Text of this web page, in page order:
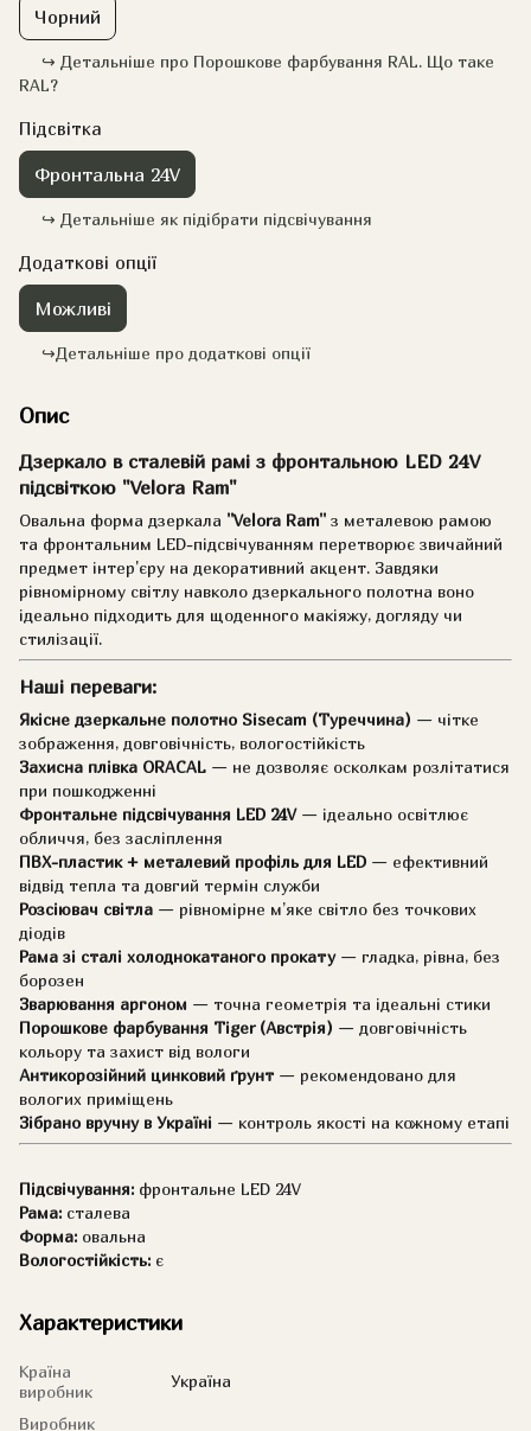
Чорний
↪️ Детальніше про Порошкове фарбування RAL. Що таке
RAL?
Підсвітка
Фронтальна 24V
↪️ Детальніше як підібрати підсвічування
Додаткові опції
Можливі
↪️Детальніше про додаткові опції
Опис
Дзеркало в сталевій рамі з фронтальною LED 24V
підсвіткою "Velora Ram"
Овальна форма дзеркала ''Velora Ram'' з металевою рамою
та фронтальним LED-підсвічуванням перетворює звичайний
предмет інтер'єру на декоративний акцент. Завдяки
рівномірному світлу навколо дзеркального полотна воно
ідеально підходить для щоденного макіяжу, догляду чи
стилізації.
Наші переваги:
Якісне дзеркальне полотно Sisecam (Туреччина) — чітке
зображення, довговічність, вологостійкість
Захисна плівка ORACAL — не дозволяє осколкам розлітатися
при пошкодженні
Фронтальне підсвічування LED 24V— ідеально освітлює
обличчя, без засліплення
ПВХ-пластик + металевий профіль для LED — ефективний
відвід тепла та довгий термін служби
Розсіювач світла — рівномірне м’яке світло без точкових
діодів
Рама зі сталі холоднокатаного прокату— гладка, рівна, без
борозен
Зварювання аргоном — точна геометрія та ідеальні стики
Порошкове фарбування Tiger (Австрія) — довговічність
кольору та захист від вологи
Антикорозійний цинковий ґрунт — рекомендовано для
вологих приміщень
Зібрано вручну в Україні — контроль якості на кожному етапі
Підсвічування: фронтальне LED 24V
Рама: сталева
Форма: овальна
Вологостійкість: є
Характеристики
Країна
виробник
Україна
Виробник